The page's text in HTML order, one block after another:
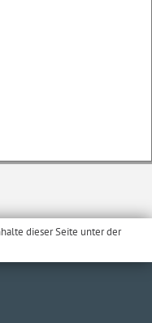
dieser Seite unter der